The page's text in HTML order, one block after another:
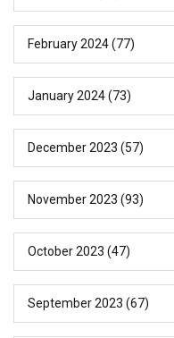
February 2024(77)
January 2024(73)
December 2023 (57)
November 2023 (93)
October 2023 (47)
September 2023 (67)